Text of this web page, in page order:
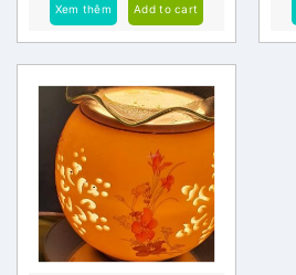
Xem thêm Add to cart